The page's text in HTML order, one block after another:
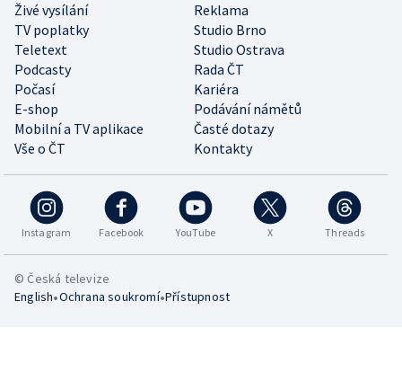
Živé vysílání
Reklama
TV poplatky
Studio Brno
Teletext
Studio Ostrava
Podcasty
Rada ČT
Počasí
Kariéra
E-shop
Podávání námětů
Mobilní a TV aplikace
Časté dotazy
Vše o ČT
Kontakty
Instagram Facebook YouTube X Threads
© Česká televize
English•Ochrana soukromí•Přístupnost